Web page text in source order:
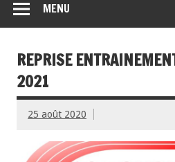
MENU
REPRISE
2021
25 août 2020